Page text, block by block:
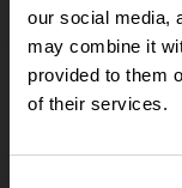
our social media,
may combine it
provided to them
of their services.
Equipe
Carrières
À propos
Contact